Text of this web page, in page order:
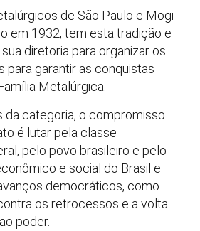
de São Paulo e Mogi
em 1932, tem esta tradição e
diretoria para organizar os
para garantir as conquistas
Metalúrgica.
da categoria, o compromisso
é lutar pela classe
pelo povo brasileiro e pelo
e social do Brasil e
democráticos, como
os retrocessos e a volta
poder.